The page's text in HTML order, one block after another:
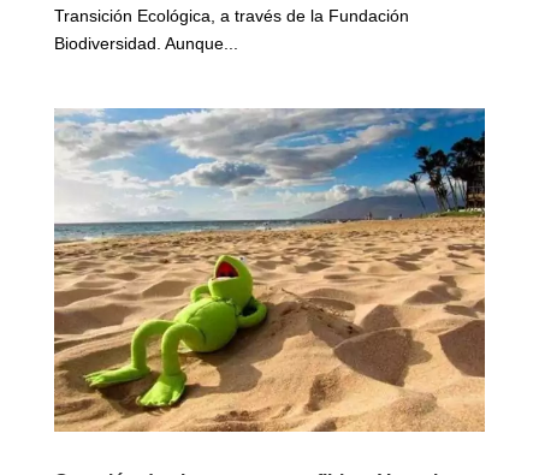
Transición Ecológica, a través de la Fundación
Biodiversidad. Aunque...